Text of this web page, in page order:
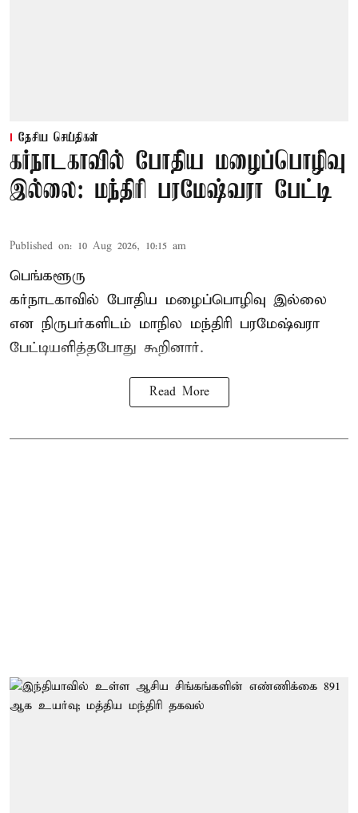
தேசிய செய்திகள்
கர்நாடகாவில் போதிய மழைப்பொழிவு
இல்லை: மந்திரி பரமேஷ்வரா பேட்டி
Published on: 10 Aug 2026, 10:15 am
பெங்களூரு
கர்நாடகாவில் போதிய மழைப்பொழிவு இல்லை
என நிருபர்களிடம் மாநில மந்திரி பரமேஷ்வரா
பேட்டியளித்தபோது கூறினார்.
Read More